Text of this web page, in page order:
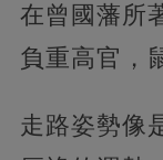
在曾國藩所
負重高官，
走路姿勢像